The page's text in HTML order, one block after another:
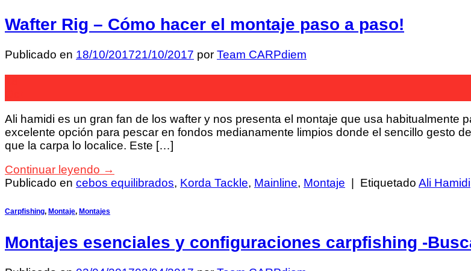
Wafter Rig – Cómo hacer el montaje paso a paso!
Publicado en 18/10/201721/10/2017 por Team CARPdiem
Ali hamidi es un gran fan de los wafter y nos presenta el montaje que usa habitualmente
excelente opción para pescar en fondos medianamente limpios donde el sencillo gesto
que la carpa lo localice. Este […]
Continuar leyendo →
Publicado en cebos equilibrados, Korda Tackle, Mainline, Montaje Etiquetado Ali Hamidi
Carpfishing, Montaje, Montajes
Montajes esenciales y configuraciones carpfishing -